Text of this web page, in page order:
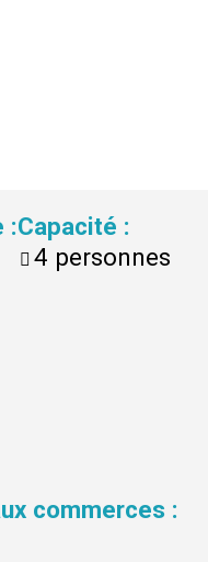
:Capacité :
4 personnes
commerces :